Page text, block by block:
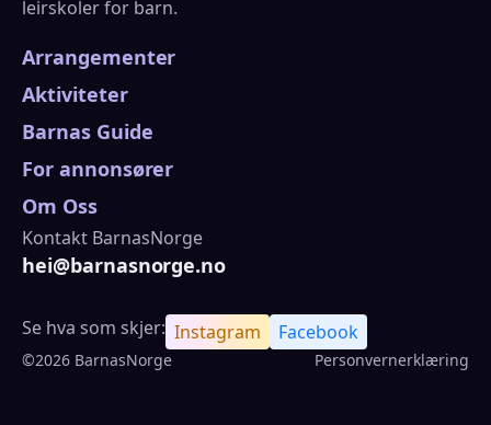
leirskoler for barn.
Arrangementer
Aktiviteter
Barnas Guide
For annonsører
Om Oss
Kontakt BarnasNorge
hei@barnasnorge.no
Se hva som skjer: Instagram Facebook
©2026 BarnasNorge Personvernerklæring